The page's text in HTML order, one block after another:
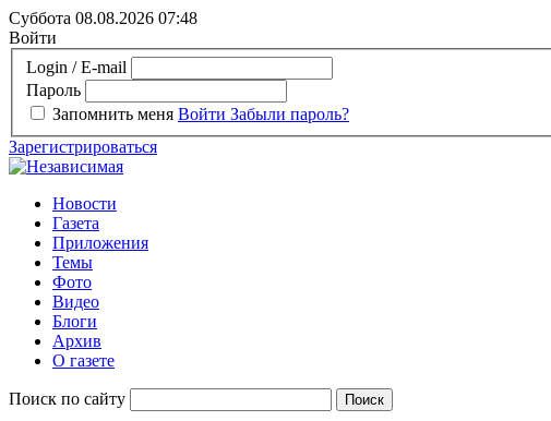
Суббота 08.08.2026 07:48
Войти
Login / E-mail
Пароль
Запомнить меня Войти Забыли пароль?
Зарегистрироваться
Новости
Газета
Приложения
Темы
Фото
Видео
Блоги
Архив
О газете
Поиск по сайту